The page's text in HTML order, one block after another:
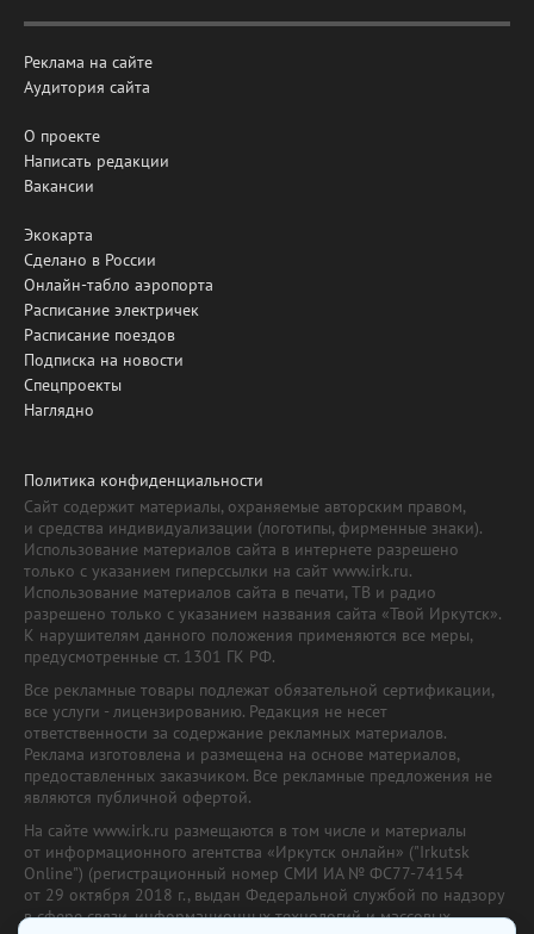
Реклама на сайте
Аудитория сайта
О проекте
Написать редакции
Вакансии
Экокарта
Сделано в России
Онлайн-табло аэропорта
Расписание электричек
Расписание поездов
Подписка на новости
Спецпроекты
Наглядно
Политика конфиденциальности
Сайт содержит материалы, охраняемые авторским правом,
и средства индивидуализации (логотипы, фирменные знаки).
Использование материалов сайта в интернете разрешено
только с указанием гиперссылки на сайт www.irk.ru.
Использование материалов сайта в печати, ТВ и радио
разрешено только с указанием названия сайта «Твой Иркутск».
К нарушителям данного положения применяются все меры,
предусмотренные ст. 1301 ГК РФ.
Все рекламные товары подлежат обязательной сертификации,
все услуги - лицензированию. Редакция не несет
ответственности за содержание рекламных материалов.
Реклама изготовлена и размещена на основе материалов,
предоставленных заказчиком. Все рекламные предложения не
являются публичной офертой.
На сайте www.irk.ru размещаются в том числе и материалы
от информационного агентства «Иркутск онлайн» ("Irkutsk
Online") (регистрационный номер СМИ ИА № ФС77-74154
от 29 октября 2018 г., выдан Федеральной службой по надзору
в сфере связи, информационных технологий и массовых